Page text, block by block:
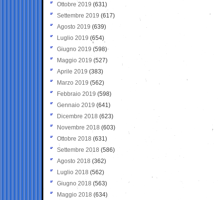
Ottobre 2019 (631)
Settembre 2019 (617)
Agosto 2019 (639)
Luglio 2019 (654)
Giugno 2019 (598)
Maggio 2019 (527)
Aprile 2019 (383)
Marzo 2019 (562)
Febbraio 2019 (598)
Gennaio 2019 (641)
Dicembre 2018 (623)
Novembre 2018 (603)
Ottobre 2018 (631)
Settembre 2018 (586)
Agosto 2018 (362)
Luglio 2018 (562)
Giugno 2018 (563)
Maggio 2018 (634)